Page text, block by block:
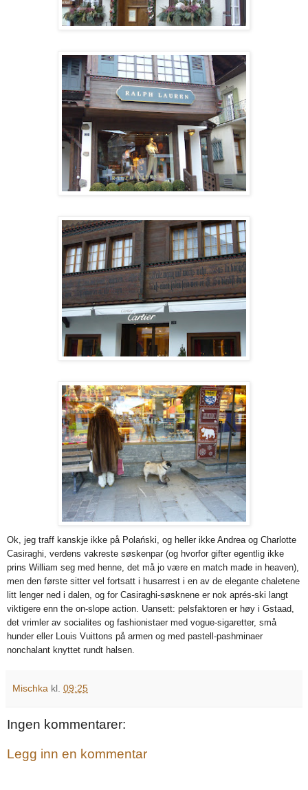
Ok, jeg traff kanskje ikke på Polański, og heller ikke Andrea og Charlotte
Casiraghi, verdens vakreste søskenpar (og hvorfor gifter egentlig ikke
prins William seg med henne, det må jo være en match made in heaven),
men den første sitter vel fortsatt i husarrest i en av de elegante chaletene
litt lenger ned i dalen, og for Casiraghi-søsknene er nok aprés-ski langt
viktigere enn the on-slope action. Uansett: pelsfaktoren er høy i Gstaad,
det vrimler av socialites og fashionistaer med vogue-sigaretter, små
hunder eller Louis Vuittons på armen og med pastell-pashminaer
nonchalant knyttet rundt halsen.
Mischka kl. 09:25
Ingen kommentarer:
Legg inn en kommentar